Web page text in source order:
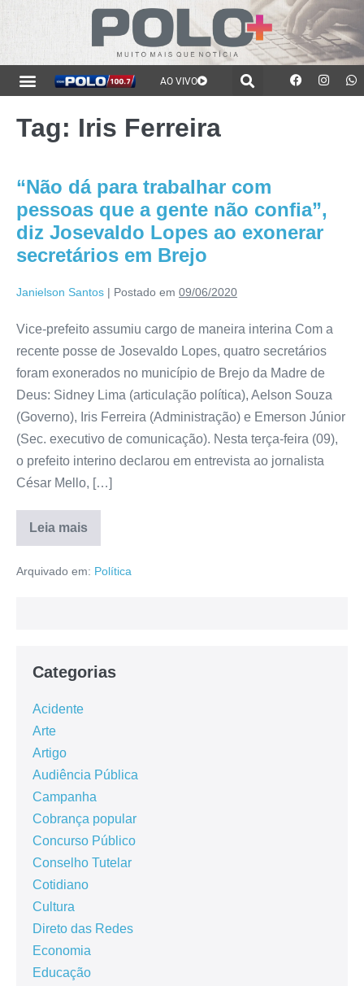
AO VIVO
Tag: Iris Ferreira
“Não dá para trabalhar com
pessoas que a gente não confia”,
diz Josevaldo Lopes ao exonerar
secretários em Brejo
Janielson Santos | Postado em 09/06/2020
Vice-prefeito assumiu cargo de maneira interina Com a
recente posse de Josevaldo Lopes, quatro secretários
foram exonerados no município de Brejo da Madre de
Deus: Sidney Lima (articulação política), Aelson Souza
(Governo), Iris Ferreira (Administração) e Emerson Júnior
(Sec. executivo de comunicação). Nesta terça-feira (09),
o prefeito interino declarou em entrevista ao jornalista
César Mello, […]
Leia mais
Arquivado em: Política
Categorias
Acidente
Arte
Artigo
Audiência Pública
Campanha
Cobrança popular
Concurso Público
Conselho Tutelar
Cotidiano
Cultura
Direto das Redes
Economia
Educação